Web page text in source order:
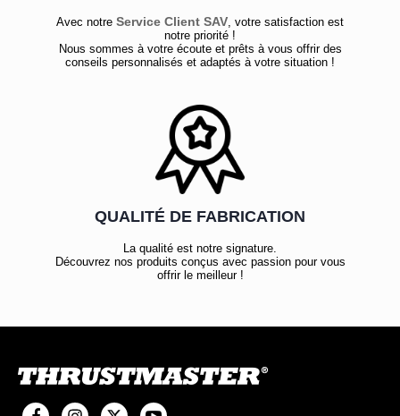
Avec notre Service Client SAV, votre satisfaction est
notre priorité !
Nous sommes à votre écoute et prêts à vous offrir des
conseils personnalisés et adaptés à votre situation !
QUALITÉ DE FABRICATION
La qualité est notre signature.
Découvrez nos produits conçus avec passion pour vous
offrir le meilleur !